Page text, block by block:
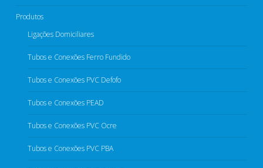
Produtos
Ligações Domiciliares
Tubos e Conexões Ferro Fundido
Tubos e Conexões PVC Defofo​
Tubos e Conexões PEAD​
Tubos e Conexões PVC Ocre​
Tubos e Conexões PVC PBA